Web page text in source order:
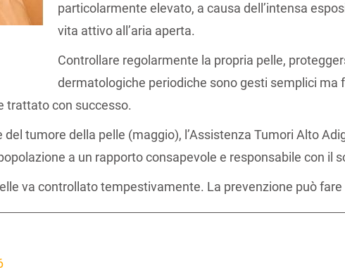
particolarmente elevato, a causa dell’intensa
vita attivo all’aria aperta.
Controllare regolarmente la propria pelle,
dermatologiche periodiche sono gesti semplici
trattato con successo.
tumore della pelle (maggio), l’Assistenza Tumori Alto
a un rapporto consapevole e responsabile con il
va controllato tempestivamente. La prevenzione può